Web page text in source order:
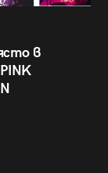
в